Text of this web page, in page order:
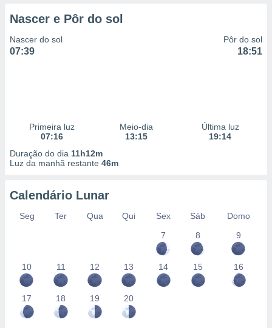
Nascer e Pôr do sol
Nascer do sol
07:39
Pôr do sol
18:51
Primeira luz
07:16
Meio-dia
13:15
Última luz
19:14
Duração do dia 11h12m
Luz da manhã restante 46m
Calendário Lunar
Seg Ter Qua Qui Sex Sáb
Domo
7
8 9
10 11 12 13 14 15 16
17 18 19 20